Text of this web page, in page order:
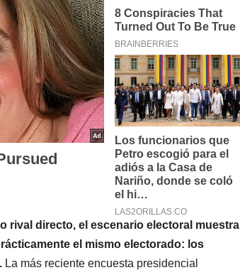
rival directo, el escenario electoral muestra
el mismo electorado: los
La más reciente encuesta presidencial